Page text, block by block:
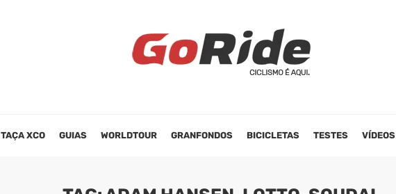
TAÇA XCO GUIAS WORLDTOUR GRANFONDOS BICICLETAS TESTES VÍDEOS